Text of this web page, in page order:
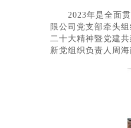
2023年是全面贯
限公司党支部牵头
二十大精神暨党建
新党组织负责人周